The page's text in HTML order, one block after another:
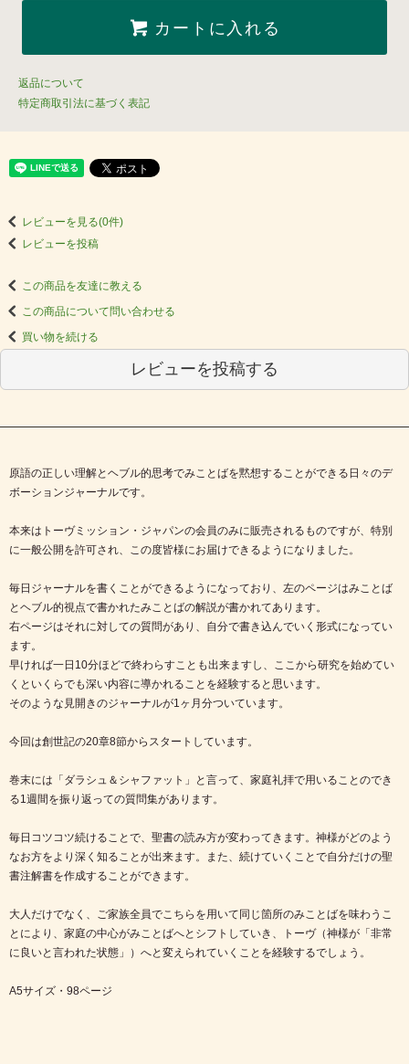
カートに入れる
返品について
特定商取引法に基づく表記
レビューを見る(0件)
レビューを投稿
この商品を友達に教える
この商品について問い合わせる
買い物を続ける
レビューを投稿する
原語の正しい理解とヘブル的思考でみことばを黙想することができる日々のデ
ボーションジャーナルです。
本来はトーヴミッション・ジャパンの会員のみに販売されるものですが、特別
に一般公開を許可され、この度皆様にお届けできるようになりました。
毎日ジャーナルを書くことができるようになっており、左のページはみことば
とヘブル的視点で書かれたみことばの解説が書かれてあります。
右ページはそれに対しての質問があり、自分で書き込んでいく形式になってい
ます。
早ければ一日10分ほどで終わらすことも出来ますし、ここから研究を始めてい
くといくらでも深い内容に導かれることを経験すると思います。
そのような見開きのジャーナルが1ヶ月分ついています。
今回は創世記の20章8節からスタートしています。
巻末には「ダラシュ＆シャファット」と言って、家庭礼拝で用いることのでき
る1週間を振り返っての質問集があります。
毎日コツコツ続けることで、聖書の読み方が変わってきます。神様がどのよう
なお方をより深く知ることが出来ます。また、続けていくことで自分だけの聖
書注解書を作成することができます。
大人だけでなく、ご家族全員でこちらを用いて同じ箇所のみことばを味わうこ
とにより、家庭の中心がみことばへとシフトしていき、トーヴ（神様が「非常
に良いと言われた状態」）へと変えられていくことを経験するでしょう。
A5サイズ・98ページ